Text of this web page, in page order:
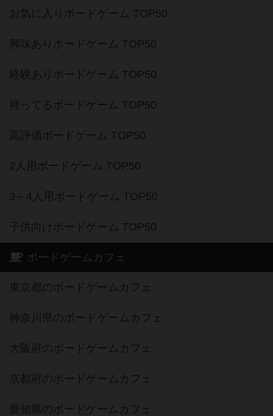
お気に入りボードゲーム TOP50
興味ありボードゲーム TOP50
経験ありボードゲーム TOP50
持ってるボードゲーム TOP50
高評価ボードゲーム TOP50
2人用ボードゲーム TOP50
3～4人用ボードゲーム TOP50
子供向けボードゲーム TOP50
ボードゲームカフェ
東京都のボードゲームカフェ
神奈川県のボードゲームカフェ
大阪府のボードゲームカフェ
京都府のボードゲームカフェ
愛知県のボードゲームカフェ